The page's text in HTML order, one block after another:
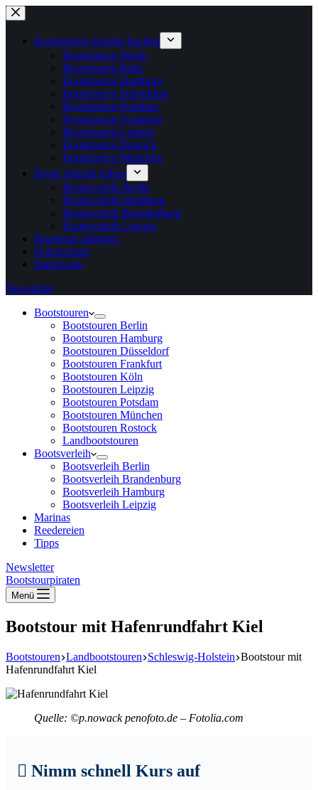
Zum
Inhalt
springenBootstouren günstig buchen
Bootstouren Berlin
Bootstouren Köln
Bootstouren Hamburg
Bootstouren Düsseldorf
Bootstouren Potsdam
Bootstouren Frankfurt
Bootstouren Leipzig
Bootstouren Rostock
Bootstouren München
Boote günstig leihen
Bootsverleih Berlin
Bootsverleih Hamburg
Bootsverleih Brandenburg
Bootsverleih Leipzig
Bootstour anbieten
Datenschutz
Impressum
Newsletter
Bootstouren
Bootstouren Berlin
Bootstouren Hamburg
Bootstouren Düsseldorf
Bootstouren Frankfurt
Bootstouren Köln
Bootstouren Leipzig
Bootstouren Potsdam
Bootstouren München
Bootstouren Rostock
Landbootstouren
Bootsverleih
Bootsverleih Berlin
Bootsverleih Brandenburg
Bootsverleih Hamburg
Bootsverleih Leipzig
Marinas
Reedereien
Tipps
Newsletter
Bootstourpiraten
Menü
Bootstour mit Hafenrundfahrt Kiel
Bootstouren Landbootstouren Schleswig-Holstein Bootstour mit
Hafenrundfahrt Kiel
Quelle: ©p.nowack penofoto.de – Fotolia.com
Nimm schnell Kurs auf